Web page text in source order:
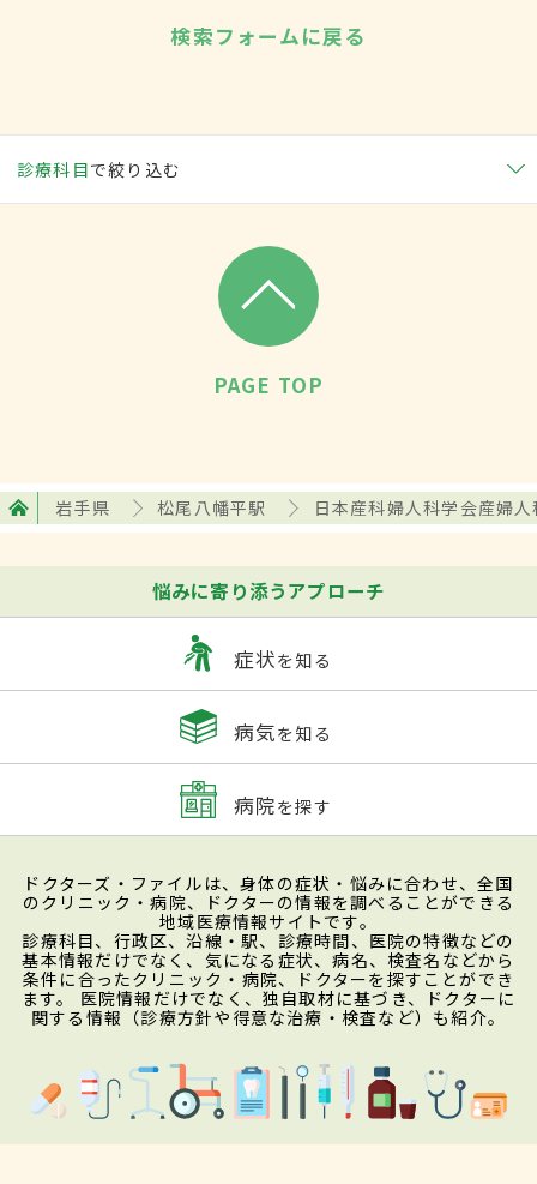
検索フォームに戻る
診療科目で絞り込む
PAGE TOP
岩手県 松尾八幡平駅 日本産科婦人科学会産婦
悩みに寄り添うアプローチ
症状を知る
病気を知る
病院を探す
ドクターズ・ファイルは、身体の症状・悩みに合わせ、全国
のクリニック・病院、ドクターの情報を調べることができる
地域医療情報サイトです。
診療科目、行政区、沿線・駅、診療時間、医院の特徴などの
基本情報だけでなく、気になる症状、病名、検査名などから
条件に合ったクリニック・病院、ドクターを探すことができ
ます。 医院情報だけでなく、独自取材に基づき、ドクターに
関する情報（診療方針や得意な治療・検査など）も紹介。